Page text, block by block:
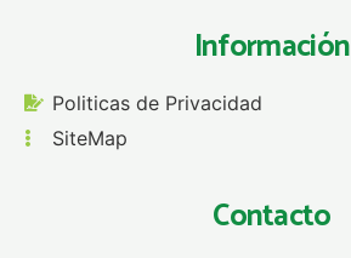
Información
Politicas de Privacidad
SiteMap
Contacto